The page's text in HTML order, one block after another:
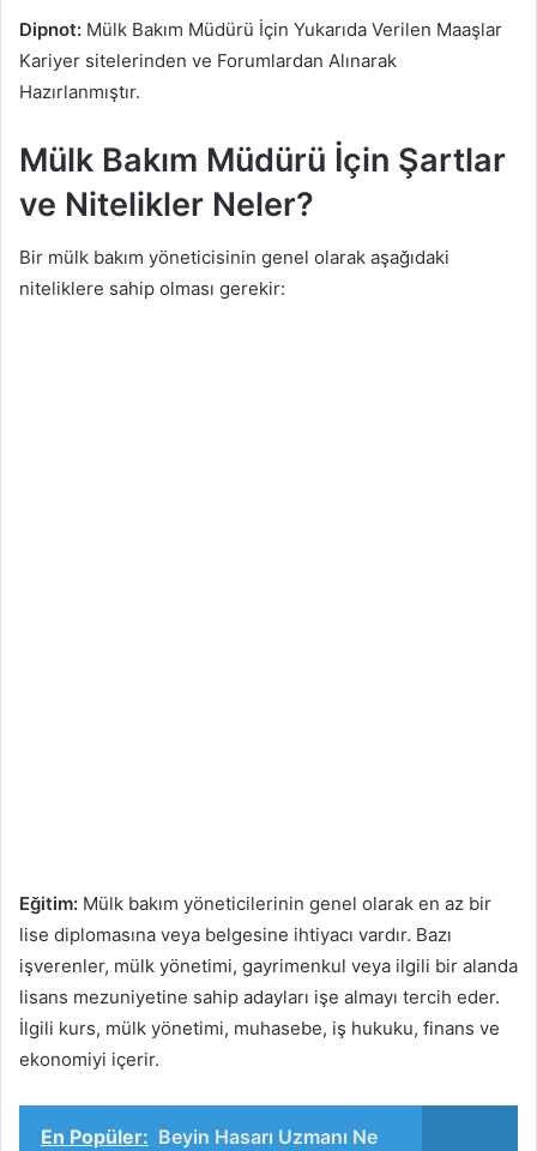
Dipnot: Mülk Bakım Müdürü İçin Yukarıda Verilen Maaşlar
Kariyer sitelerinden ve Forumlardan Alınarak
Hazırlanmıştır.
Mülk Bakım Müdürü İçin Şartlar
ve Nitelikler Neler?
Bir mülk bakım yöneticisinin genel olarak aşağıdaki
niteliklere sahip olması gerekir:
Eğitim: Mülk bakım yöneticilerinin genel olarak en az bir
lise diplomasına veya belgesine ihtiyacı vardır. Bazı
işverenler, mülk yönetimi, gayrimenkul veya ilgili bir alanda
lisans mezuniyetine sahip adayları işe almayı tercih eder.
İlgili kurs, mülk yönetimi, muhasebe, iş hukuku, finans ve
ekonomiyi içerir.
En Popüler: Beyin Hasarı Uzmanı Ne